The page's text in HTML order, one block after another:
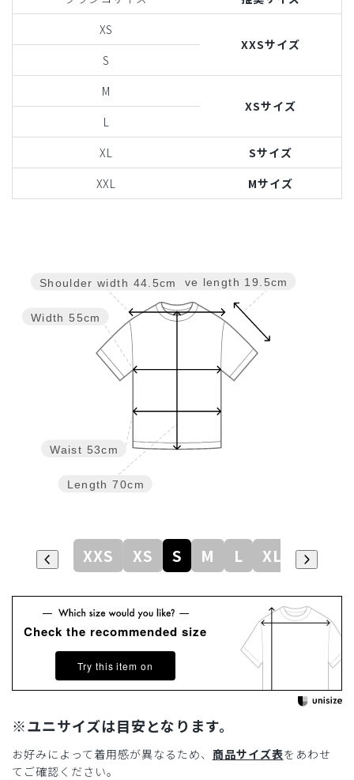
XS
XXSサイズ
S
M
XSサイズ
L
XL
Sサイズ
XXL
Mサイズ
Sleeve length 19.5cm
Length 70cm
Waist 53cm
Width 55cm
Shoulder width 44.5cm
XXS XS S M L XL
Check the recommended size
Try this item on
※ユニサイズは目安となります。
お好みによって着用感が異なるため、 商品サイズ表をあわせ
てご確認ください。